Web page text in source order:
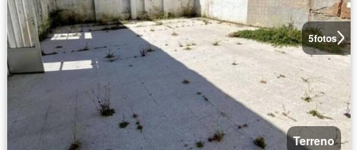
5fotos
Terreno